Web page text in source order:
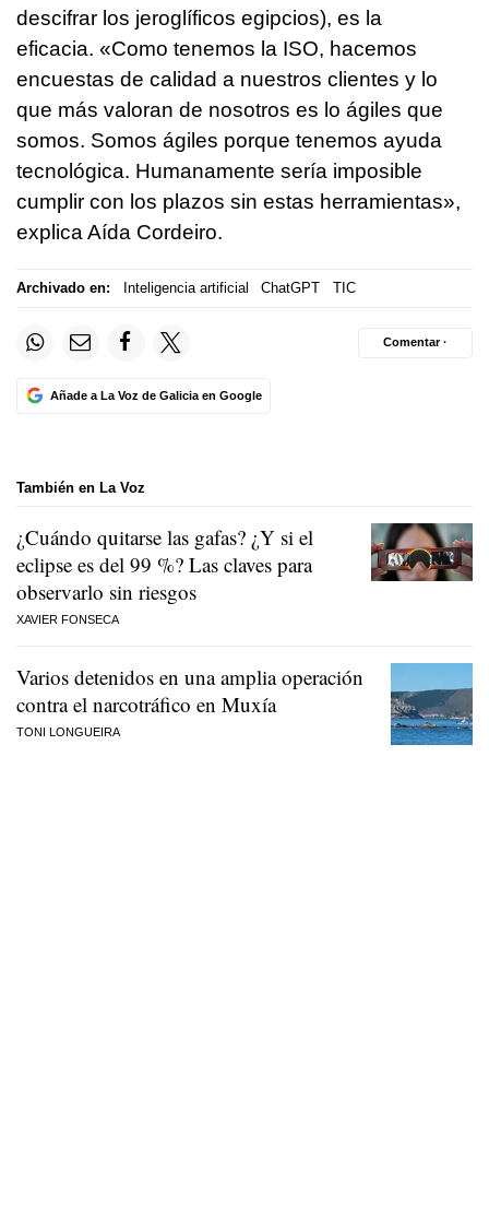
descifrar los jeroglíficos egipcios), es la
eficacia. «Como tenemos la ISO, hacemos
encuestas de calidad a nuestros clientes y lo
que más valoran de nosotros es lo ágiles que
somos. Somos ágiles porque tenemos ayuda
tecnológica. Humanamente sería imposible
cumplir con los plazos sin estas herramientas»,
explica Aída Cordeiro.
Archivado en: Inteligencia artificial ChatGPT TIC
Añade a La Voz de Galicia en Google
Comentar ·
También en La Voz
¿Cuándo quitarse las gafas? ¿Y si el
eclipse es del 99 %? Las claves para
observarlo sin riesgos
XAVIER FONSECA
Varios detenidos en una amplia operación
contra el narcotráfico en Muxía
TONI LONGUEIRA